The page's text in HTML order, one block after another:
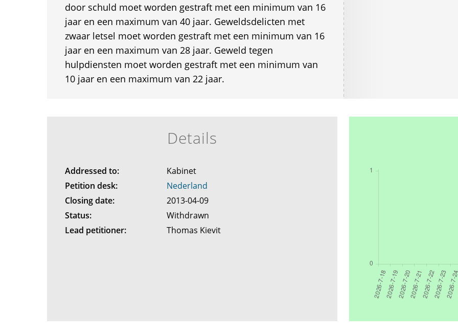
door schuld moet worden gestraft met een minimum van 16
jaar en een maximum van 40 jaar. Geweldsdelicten met
zwaar letsel moet worden gestraft met een minimum van 16
jaar en een maximum van 28 jaar. Geweld tegen
hulpdiensten moet worden gestraft met een minimum van
10 jaar en een maximum van 22 jaar.
Details
Addressed to:
Kabinet
Petition desk:
Nederland
Closing date:
2013-04-09
Status:
Withdrawn
Lead petitioner:
Thomas Kievit